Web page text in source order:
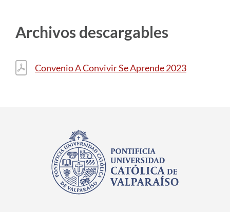
Archivos descargables
Convenio A Convivir Se Aprende 2023